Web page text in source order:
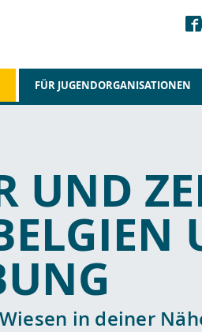
FÜR JUGENDORGANISATIONEN
UND
in deiner